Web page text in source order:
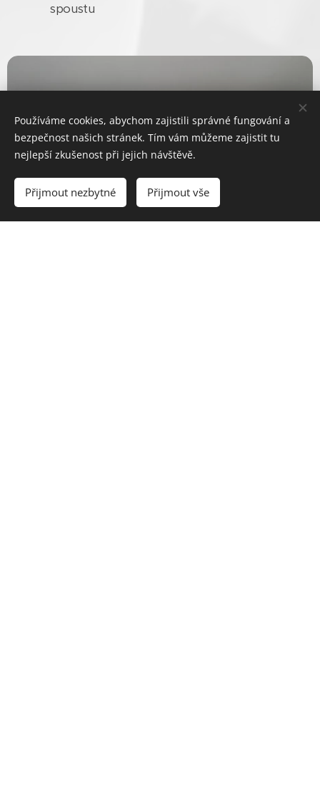
spoustu
Používáme cookies, abychom zajistili správné fungování a
bezpečnost našich stránek. Tím vám můžeme zajistit tu
nejlepší zkušenost při jejich návštěvě.
Přijmout nezbytné Přijmout vše